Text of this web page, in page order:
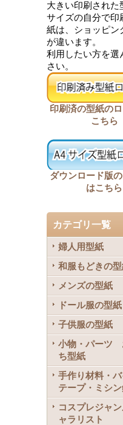
大きい印刷された
サイズの自分で印
紙は、ショッピン
が違います。
利用したい方を選
さい。
印刷済の型紙の
こちら
ダウンロード版
はこちら
カテゴリ一覧
婦人用型紙
和服もどきの
メンズの型紙
ドール服の型紙
子供服の型紙
小物・パーツ
ち型紙
手作り材料・バ
テープ・ミシ
コスプレジャ
ャラリスト